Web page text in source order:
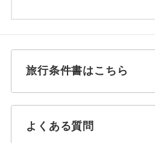
旅行条件書はこちら
よくある質問